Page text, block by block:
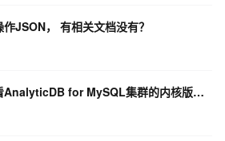
JSON， 有相关文档没有？
云数据仓库ADB如何查看AnalyticDB for MySQL集群的内核版本？